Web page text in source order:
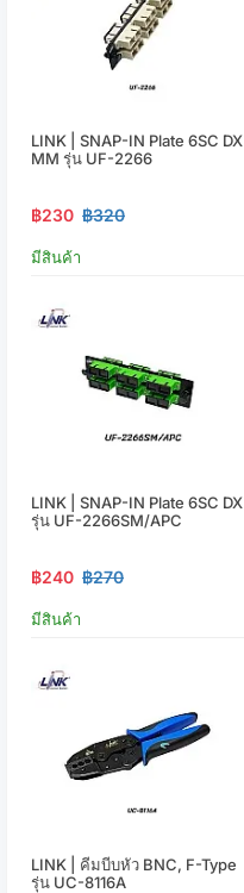
LINK | SNAP-IN Plate 6SC DX
MM รุ่น UF-2266
฿230 ฿320
มีสินค้า
LINK | SNAP-IN Plate 6SC DX
รุ่น UF-2266SM/APC
฿240 ฿270
มีสินค้า
LINK | คีมบีบหัว BNC, F-Type
รุ่น UC-8116A